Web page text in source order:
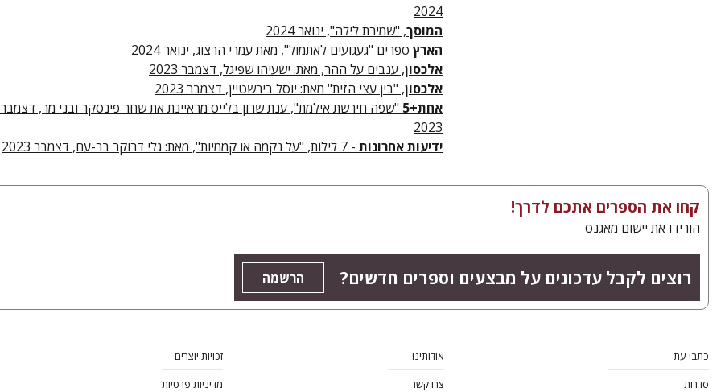
2024
המוסך, "שמירת לילה", ינואר 2024
הארץ ספרים "געגועים לאתמול", מאת עמרי הרצוג, ינואר 2024
אלכסון, ענבים על ההר, מאת: ישעיהו שפיגל, דצמבר 2023
אלכסון, "בין עצי הזית" מאת: יוסל בירשטיין, דצמבר 2023
אחת+5
"שפה חירשת אילמת", ענת שרון בלייס מראיינת את שחר פינסקר ובני מר, דצמבר
2023
ידיעות אחרונות - 7 לילות, "על נקמה או קממיות", מאת: גלי דרוקר בר-עם, דצמבר 2023
קחו את הספרים אתכם לדרך!
הורידו את יישום מאגנס
רוצים לקבל עדכונים על מבצעים וספרים חדשים? הרשמה
כתבי עת
סדרות
אודותינו
צרו קשר
זכויות יוצרים
מדיניות פרטיות